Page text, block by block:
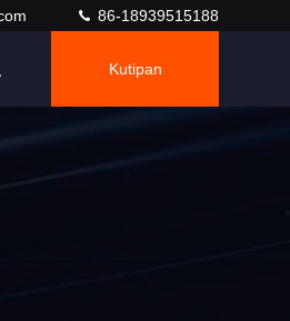
86-18939515188
Kutipan